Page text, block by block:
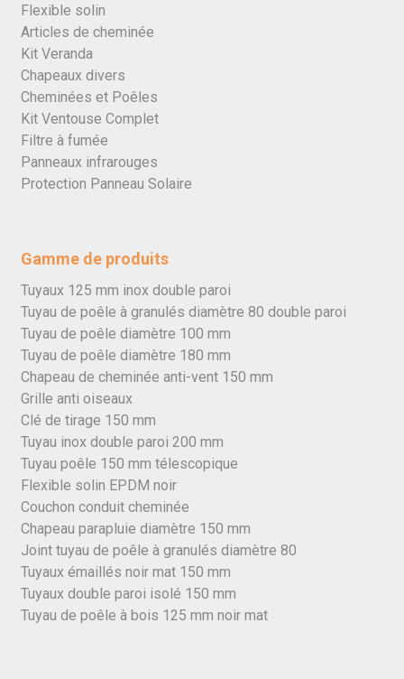
Flexible solin
Articles de cheminée
Kit Veranda
Chapeaux divers
Cheminées et Poêles
Kit Ventouse Complet
Filtre à fumée
Panneaux infrarouges
Protection Panneau Solaire
Gamme de produits
Tuyaux 125 mm inox double paroi
Tuyau de poêle à granulés diamètre 80 double paroi
Tuyau de poêle diamètre 100 mm
Tuyau de poêle diamètre 180 mm
Chapeau de cheminée anti-vent 150 mm
Grille anti oiseaux
Clé de tirage 150 mm
Tuyau inox double paroi 200 mm
Tuyau poêle 150 mm télescopique
Flexible solin EPDM noir
Couchon conduit cheminée
Chapeau parapluie diamètre 150 mm
Joint tuyau de poêle à granulés diamètre 80
Tuyaux émaillés noir mat 150 mm
Tuyaux double paroi isolé 150 mm
Tuyau de poêle à bois 125 mm noir mat